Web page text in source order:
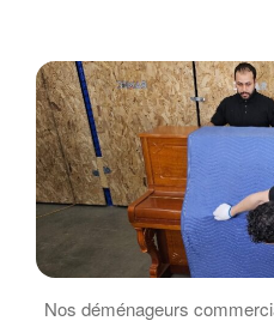
Nos déménageurs